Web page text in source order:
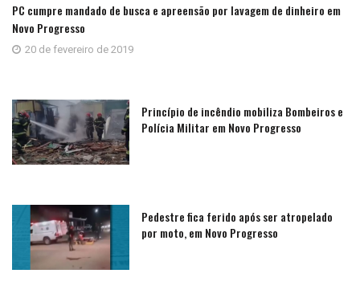
PC cumpre mandado de busca e apreensão por lavagem de dinheiro em
Novo Progresso
20 de fevereiro de 2019
Princípio de incêndio mobiliza Bombeiros e
Polícia Militar em Novo Progresso
Pedestre fica ferido após ser atropelado
por moto, em Novo Progresso